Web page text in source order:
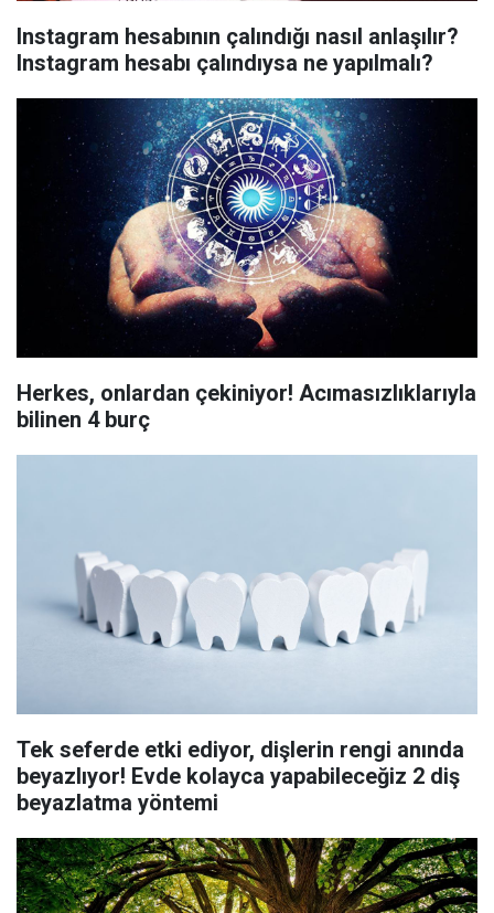
Instagram hesabının çalındığı nasıl anlaşılır?
Instagram hesabı çalındıysa ne yapılmalı?
Herkes, onlardan çekiniyor! Acımasızlıklarıyla
bilinen 4 burç
Tek seferde etki ediyor, dişlerin rengi anında
beyazlıyor! Evde kolayca yapabileceğiz 2 diş
beyazlatma yöntemi